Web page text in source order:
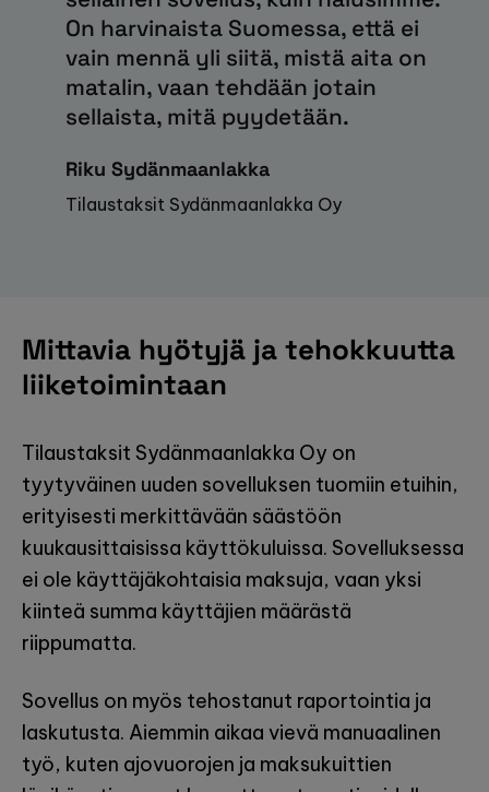
On harvinaista Suomessa, että ei
vain mennä yli siitä, mistä aita on
matalin, vaan tehdään jotain
sellaista, mitä pyydetään.
Riku Sydänmaanlakka
Tilaustaksit Sydänmaanlakka Oy
Mittavia hyötyjä ja tehokkuutta
liiketoimintaan
Tilaustaksit Sydänmaanlakka Oy on
tyytyväinen uuden sovelluksen tuomiin etuihin,
erityisesti merkittävään säästöön
kuukausittaisissa käyttökuluissa. Sovelluksessa
ei ole käyttäjäkohtaisia maksuja, vaan yksi
kiinteä summa käyttäjien määrästä
riippumatta.
Sovellus on myös tehostanut raportointia ja
laskutusta. Aiemmin aikaa vievä manuaalinen
työ, kuten ajovuorojen ja maksukuittien